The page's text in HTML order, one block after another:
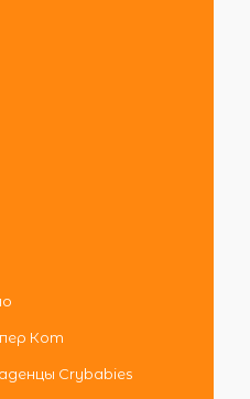
Кот
Crybabies